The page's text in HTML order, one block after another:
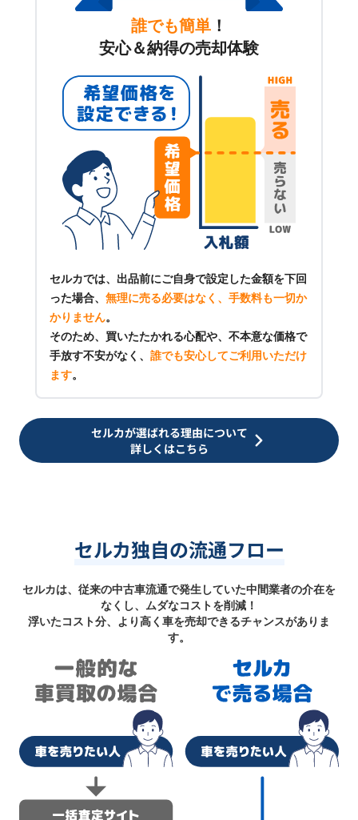
誰でも簡単 ！
安心＆納得の売却体験
セルカでは、出品前にご自身で設定した金額を下回
った場合、 無理に売る必要はなく、手数料も一切か
かりません。
そのため、買いたたかれる心配や、不本意な価格で
手放す不安がなく、 誰でも安心してご利用いただけ
ます。
セルカが選ばれる理由について
詳しくはこちら
セルカ独自の流通フロー
セルカは、従来の中古車流通で発生していた中間業者の介在を
なくし、ムダなコストを削減！
浮いたコスト分、より高く車を売却できるチャンスがありま
す。